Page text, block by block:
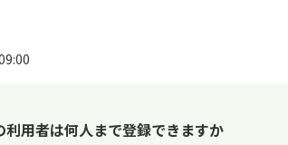
用者は何人まで登録できますか